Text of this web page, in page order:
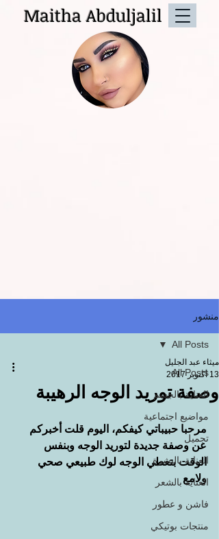
Maitha Abduljalil
منشور
All Posts
العناية بالجسم
مواضيع اجتماعية
تجميل
العناية بالبشرة
العناية بالشعر
فاشن و عطور
منتجات بوتيكي
All Posts
وصفة توريد الوجه الرهيبة
ميثاء عبد الجليل
13 أكتوبر 2017
مرحبا حبيباتي كيفكم، اليوم قلت أخبركم
عن وصفة جديدة لتوريد الوجه وبنفس
الوقت بتعطي الوجه لوك طبيعي صحي
ولامع